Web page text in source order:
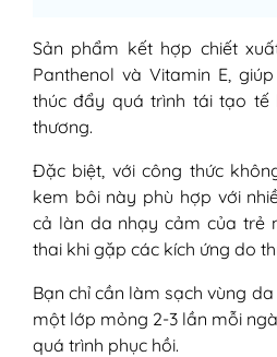
Sản phẩm kết hợp chiết
Panthenol và Vitamin E,
thúc đẩy quá trình tái tạo
thương.
Đặc biệt, với công thức
kem bôi này phù hợp với
cả làn da nhạy cảm của trẻ
thai khi gặp các kích ứng do
Bạn chỉ cần làm sạch vùng
một lớp mỏng 2-3 lần mỗi
quá trình phục hồi.